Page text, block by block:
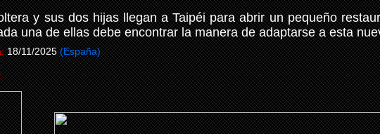
y sus dos hijas llegan a Taipéi para abrir un pequeño
una de ellas debe encontrar la manera de adaptarse a esta
18/11/2025 (España)